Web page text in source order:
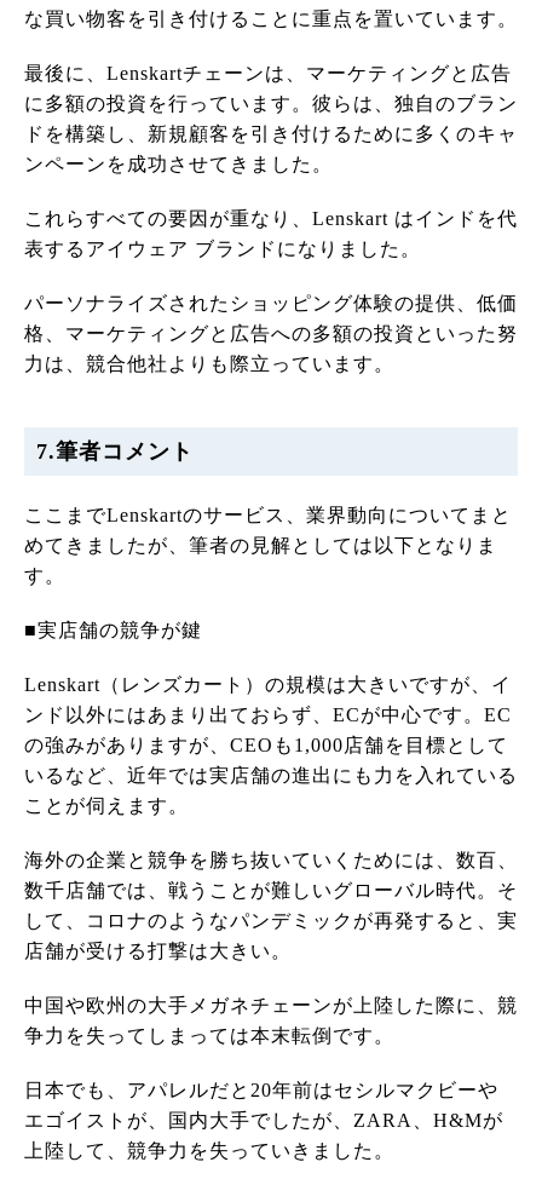
な買い物客を引き付けることに重点を置いています。
最後に、Lenskartチェーンは、マーケティングと広告
に多額の投資を行っています。彼らは、独自のブラン
ドを構築し、新規顧客を引き付けるために多くのキャ
ンペーンを成功させてきました。
これらすべての要因が重なり、Lenskart はインドを代
表するアイウェア ブランドになりました。
パーソナライズされたショッピング体験の提供、低価
格、マーケティングと広告への多額の投資といった努
力は、競合他社よりも際立っています。
7.筆者コメント
ここまでLenskartのサービス、業界動向についてまと
めてきましたが、筆者の見解としては以下となりま
す。
■実店舗の競争が鍵
Lenskart（レンズカート）の規模は大きいですが、イ
ンド以外にはあまり出ておらず、ECが中心です。EC
の強みがありますが、CEOも1,000店舗を目標として
いるなど、近年では実店舗の進出にも力を入れている
ことが伺えます。
海外の企業と競争を勝ち抜いていくためには、数百、
数千店舗では、戦うことが難しいグローバル時代。そ
して、コロナのようなパンデミックが再発すると、実
店舗が受ける打撃は大きい。
中国や欧州の大手メガネチェーンが上陸した際に、競
争力を失ってしまっては本末転倒です。
日本でも、アパレルだと20年前はセシルマクビーや
エゴイストが、国内大手でしたが、ZARA、H&Mが
上陸して、競争力を失っていきました。